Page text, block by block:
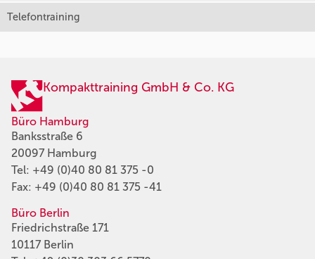
Telefontraining
Kompakttraining GmbH & Co. KG
Büro Hamburg
Banksstraße 6
20097 Hamburg
Tel: +49 (0)40 80 81 375 -0
Fax: +49 (0)40 80 81 375 -41
Büro Berlin
Friedrichstraße 171
10117 Berlin